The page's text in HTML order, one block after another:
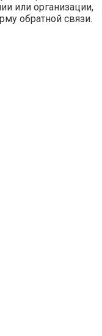
или организации,
обратной связи.